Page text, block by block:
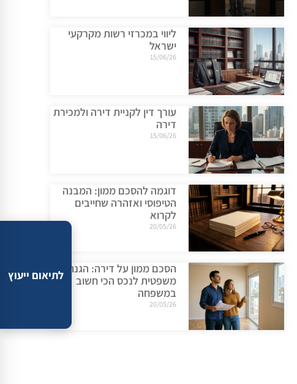
ליווי במכרזי רשות מקרקעי
ישראל
15/06/26
עורך דין לקניית דירה ולמכירת
דירה
15/06/26
דוגמה להסכם ממון: המבנה
הטיפוסי ואזהרה שחייבים
לקרוא
20/05/26
הסכם ממון על דירה: הגנה
משפטית לנכס הכי חשוב
במשפחה
20/05/26
לתיאום ייעוץ